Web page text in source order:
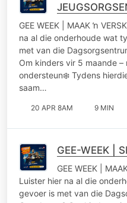
GEE WEEK | MAAK ŉ
na al die onderhoude wat
met van die
Om kinders vir 5 maande
ondersteun❄️ Tydens
saam…
20 APR 8AM 9 MIN
GEE-WEEK |
GEE WEEK |
Luister hier na al die
gevoer is met van die